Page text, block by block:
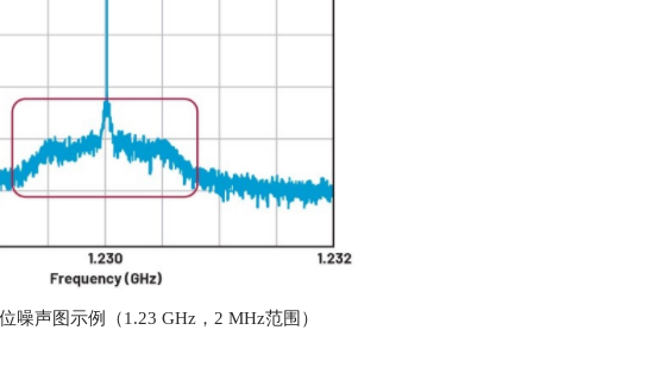
噪声图示例（1.23 GHz，2 MHz范围）